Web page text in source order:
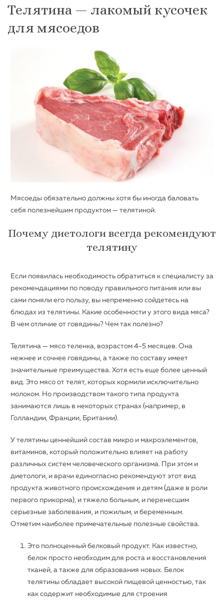
Телятина — лакомый кусочек
для мясоедов
Мясоеды обязательно должны хотя бы иногда баловать
себя полезнейшим продуктом — телятиной.
Почему диетологи всегда рекомендуют
телятину
Если появилась необходимость обратиться к специалисту за
рекомендациями по поводу правильного питания или вы
сами поняли его пользу, вы непременно сойдетесь на
блюдах из телятины. Какие особенности у этого вида мяса?
В чем отличие от говядины? Чем так полезно?
Телятина — мясо теленка, возрастом 4-5 месяцев. Она
нежнее и сочнее говядины, а также по составу имеет
значительные преимущества. Хотя есть еще более ценный
вид. Это мясо от телят, которых кормили исключительно
молоком. Но производством такого типа продукта
занимаются лишь в некоторых странах (например, в
Голландии, Франции, Британии).
У телятины ценнейший состав микро и макроэлементов,
витаминов, который положительно влияет на работу
различных систем человеческого организма. При этом и
диетологи, и врачи единогласно рекомендуют этот вид
продукта животного происхождения и детям (даже в роли
первого прикорма), и тяжело больным, и перенесшим
серьезные заболевания, и пожилым, и беременным.
Отметим наиболее примечательные полезные свойства.
Это полноценный белковый продукт. Как известно,
белок просто необходим для роста и восстановления
тканей, а также для образования новых. Белок
телятины обладает высокой пищевой ценностью, так
как содержит необходимые для строения